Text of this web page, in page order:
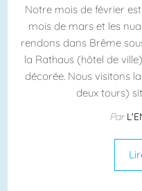
Notre mois de février
mois de mars et les
rendons dans Brême
la Rathaus (hôtel de
décorée. Nous visitons
deux tours)
Par